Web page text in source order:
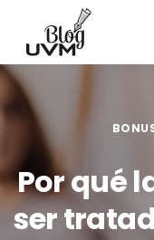
Por qué
ser